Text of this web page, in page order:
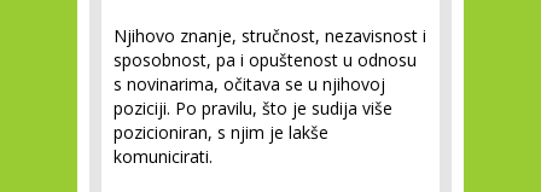
Njihovo znanje, stručnost, nezavisnost i
sposobnost, pa i opuštenost u odnosu
s novinarima, očitava se u njihovoj
poziciji. Po pravilu, što je sudija više
pozicioniran, s njim je lakše
komunicirati.